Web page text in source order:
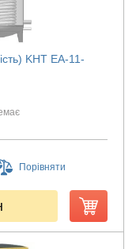
KHT ЕА-11-
Порівняти